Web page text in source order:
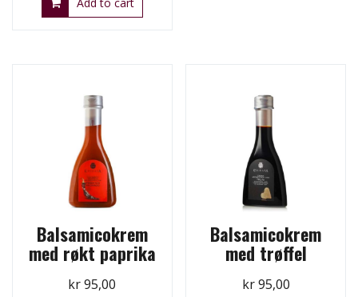
Add to cart
Balsamicokrem
med røkt paprika
kr95,00
Balsamicokrem
med trøffel
kr95,00